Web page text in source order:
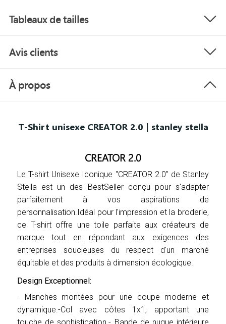
Tableaux de tailles
Avis clients
À propos
T-Shirt unisexe CREATOR 2.0 | stanley stella
CREATOR 2.0
Le T-shirt Unisexe Iconique "CREATOR 2.0" de Stanley
Stella est un des BestSeller conçu pour s'adapter
parfaitement à vos aspirations de
personnalisation.Idéal pour l'impression et la broderie,
ce T-shirt offre une toile parfaite aux créateurs de
marque tout en répondant aux exigences des
entreprises soucieuses du respect d'un marché
équitable et des produits à dimension écologique.
Design Exceptionnel:
- Manches montées pour une coupe moderne et
dynamique.-Col avec côtes 1x1, apportant une